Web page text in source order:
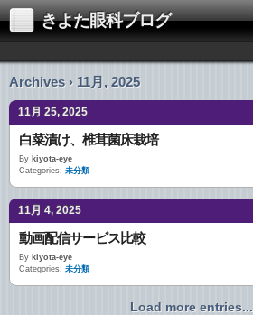
きよた眼科ブログ
Archives › 11月, 2025
11月 25, 2025
白菜漬け、椎茸菌床栽培
By kiyota-eye
Categories: 未分類
11月 4, 2025
動画配信サービス比較
By kiyota-eye
Categories: 未分類
Load more entries...